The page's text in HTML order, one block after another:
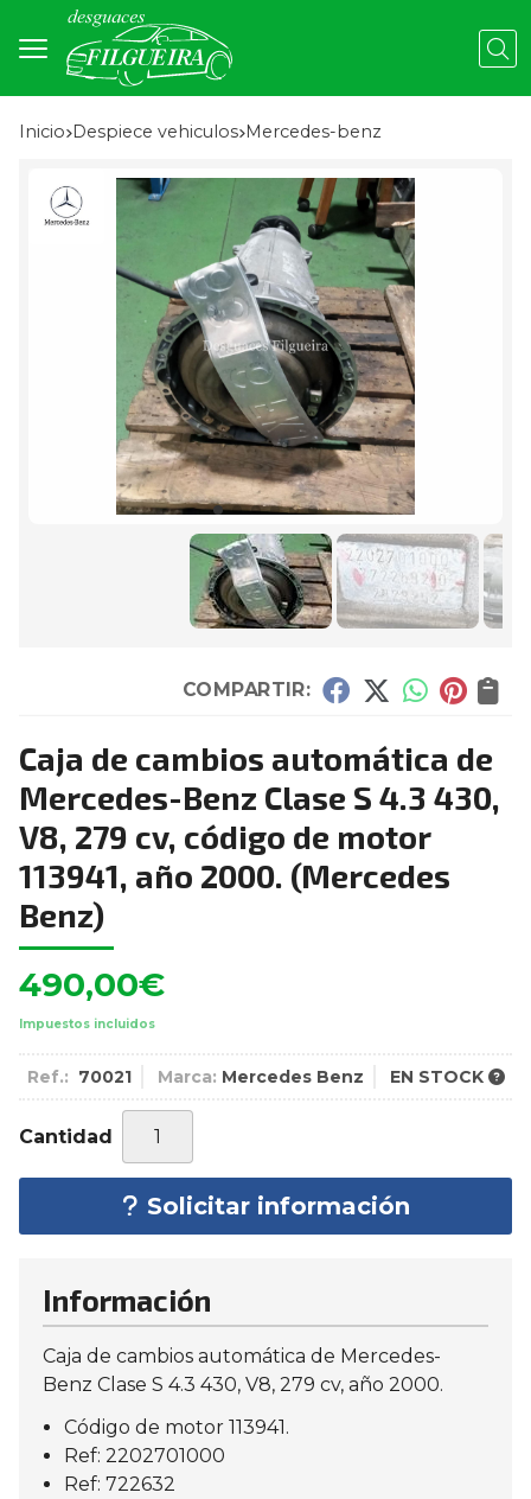
Inicio despiece vehiculos mercedes-benz
COMPARTIR:
Caja de cambios automática de
Mercedes-Benz Clase S 4.3 430,
V8, 279 cv, código de motor
113941, año 2000. (Mercedes
Benz)
490,00€
Impuestos incluidos
Ref.: 70021 Marca: Mercedes Benz EN STOCK
Cantidad
Solicitar información
Información
Caja de cambios automática de Mercedes-
Benz Clase S 4.3 430, V8, 279 cv, año 2000.
Código de motor 113941.
Ref: 2202701000
Ref: 722632